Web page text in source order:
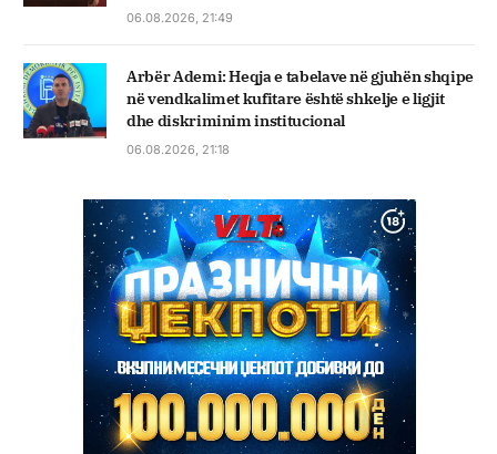
06.08.2026, 21:49
Arbër Ademi: Heqja e tabelave në gjuhën shqipe
në vendkalimet kufitare është shkelje e ligjit
dhe diskriminim institucional
06.08.2026, 21:18